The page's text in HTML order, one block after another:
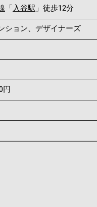
「 入谷駅 」徒歩12分
ション、デザイナーズ
円